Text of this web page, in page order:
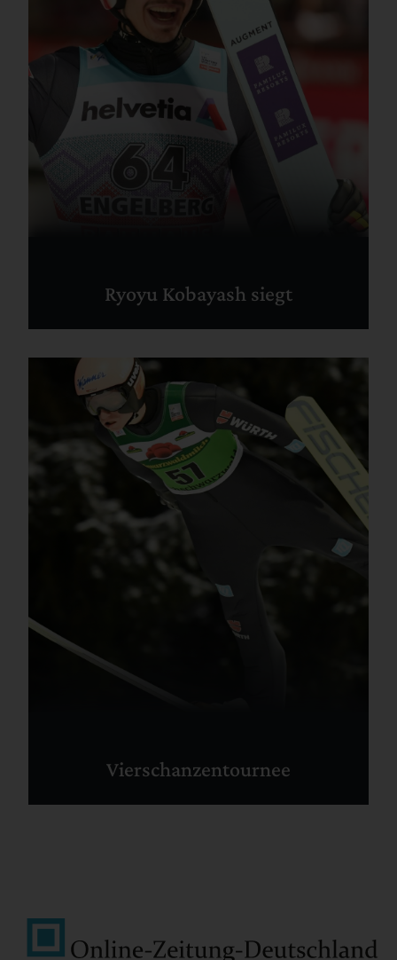
Ryoyu Kobayash siegt
Vierschanzentournee